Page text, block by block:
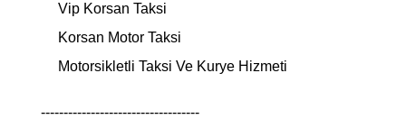
Vip Korsan Taksi
Korsan Motor Taksi
Motorsikletli Taksi Ve Kurye Hizmeti
-----------------------------------